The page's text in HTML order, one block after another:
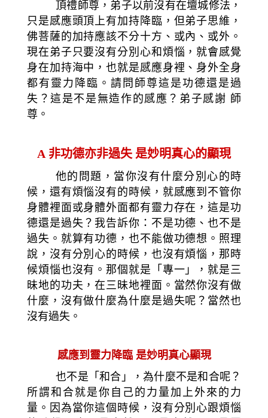
頂禮師尊，弟子以前沒有在壇城修法，
只是感應頭頂上有加持降臨，但弟子思維，
佛菩薩的加持應該不分十方、或內、或外。
現在弟子只要沒有分別心和煩惱，就會感覺
身在加持海中，也就是感應身裡、身外全身
都有靈力降臨。請問師尊這是功德還是過
失？這是不是無造作的感應？弟子感謝 師
尊。
A 非功德亦非過失 是妙明真心的顯現
他的問題，當你沒有什麼分別心的時
候，還有煩惱沒有的時候，就感應到不管你
身體裡面或身體外面都有靈力存在，這是功
德還是過失？我告訴你：不是功德、也不是
過失。就算有功德，也不能做功德想。照理
說，沒有分別心的時候，也沒有煩惱，那時
候煩惱也沒有。那個就是「專一」，就是三
昧地的功夫，在三昧地裡面。當然你沒有做
什麼，沒有做什麼為什麼是過失呢？當然也
沒有過失。
感應到靈力降臨 是妙明真心顯現
也不是「和合」，為什麼不是和合呢？
所謂和合就是你自己的力量加上外來的力
量。因為當你這個時候，沒有分別心跟煩惱